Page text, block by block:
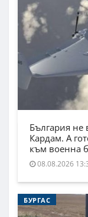
България не
Кардам. А
към военна
08.08.2026
БУРГАС